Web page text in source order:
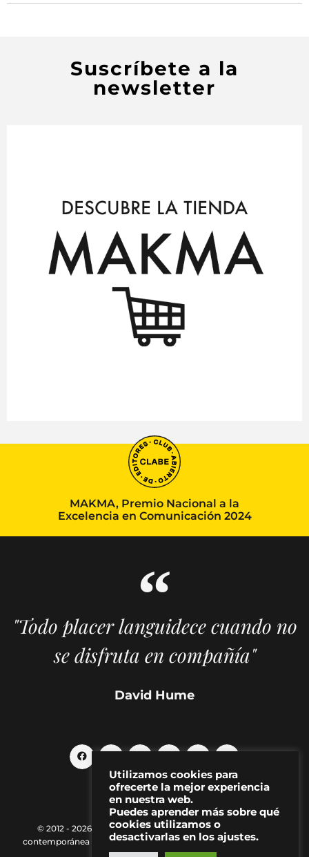
Suscríbete a la
newsletter
MAKMA, Premio Nacional a la
Excelencia en Comunicación 2024
"Todo placer languidece cuando no
se disfruta en compañía"
David Hume
© 2012 - 2026 MAKMA | Revista de artes visuales y cultura
contemporánea |
Política de Privacidad| Aviso Legal|Contacto
Utilizamos cookies para
ofrecerte la mejor experiencia
en nuestra web.
Puedes aprender más sobre qué
cookies utilizamos o
desactivarlas en los ajustes.